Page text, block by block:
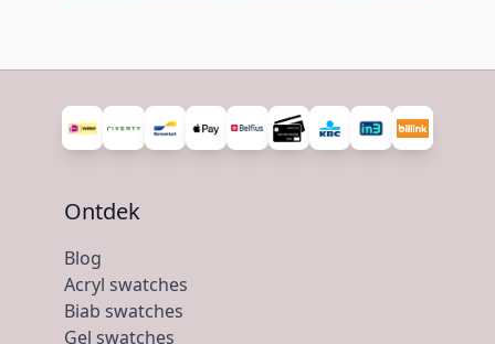
Ontdek
Blog
Acryl swatches
Biab swatches
Gel swatches